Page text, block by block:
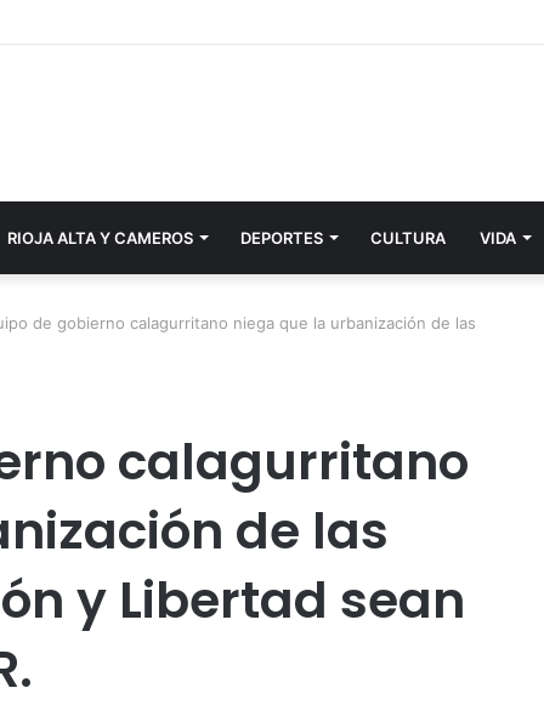
RIOJA ALTA Y CAMEROS DEPORTES CULTURA VIDA
de gobierno calagurritano niega que la urbanización de las
calagurritano
de las
y Libertad sean